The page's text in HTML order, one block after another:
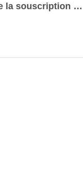
Les erreurs à éviter lors de la souscription à un abonnement IPTV